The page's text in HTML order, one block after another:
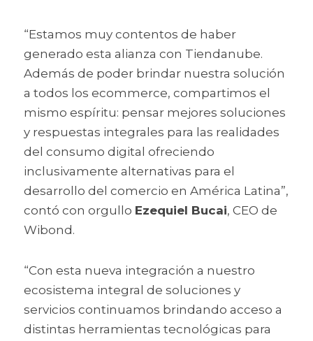
“Estamos muy contentos de haber
generado esta alianza con Tiendanube.
Además de poder brindar nuestra solución
a todos los ecommerce, compartimos el
mismo espíritu: pensar mejores soluciones
y respuestas integrales para las realidades
del consumo digital ofreciendo
inclusivamente alternativas para el
desarrollo del comercio en América Latina”,
contó con orgullo Ezequiel Bucai, CEO de
Wibond.
“Con esta nueva integración a nuestro
ecosistema integral de soluciones y
servicios continuamos brindando acceso a
distintas herramientas tecnológicas para